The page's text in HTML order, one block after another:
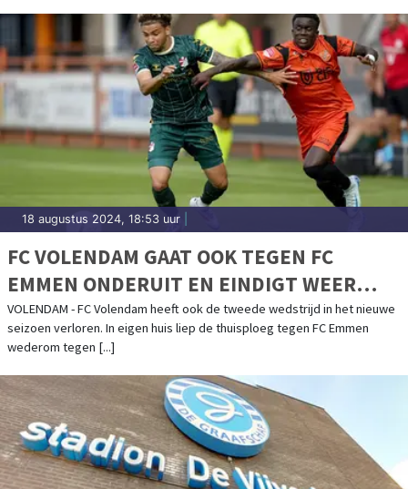
18 augustus 2024, 18:53 uur
FC VOLENDAM GAAT OOK TEGEN FC
EMMEN ONDERUIT EN EINDIGT WEER
MET TIEN MAN
VOLENDAM - FC Volendam heeft ook de tweede wedstrijd in het nieuwe
seizoen verloren. In eigen huis liep de thuisploeg tegen FC Emmen
wederom tegen [...]